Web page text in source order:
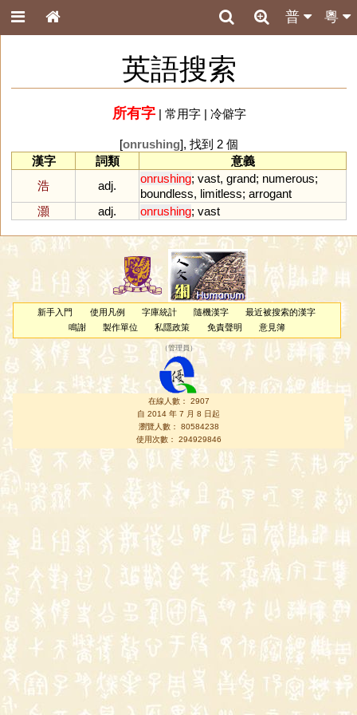
粵
普
英語搜索
所有字| 常用字| 冷僻字
[onrushing], 找到 2 個
漢字
詞類
意義
浩
adj.
onrushing; vast, grand; numerous;
boundless, limitless; arrogant
灝
adj. onrushing; vast
新手入門 使用凡例 字庫統計 隨機漢字
最近被搜索的漢字
鳴謝
製作單位 私隱政策 免責聲明 意見簿
（管理員 ）
在線人數： 2907
自 2014 年 7 月 8 日起
瀏覽人數： 80584238
使用次數： 294929846